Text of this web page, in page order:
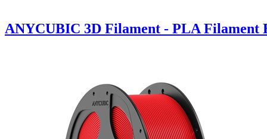
ANYCUBIC 3D Filament - PLA Filament